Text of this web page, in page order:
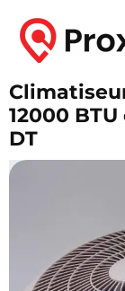
12000
DT